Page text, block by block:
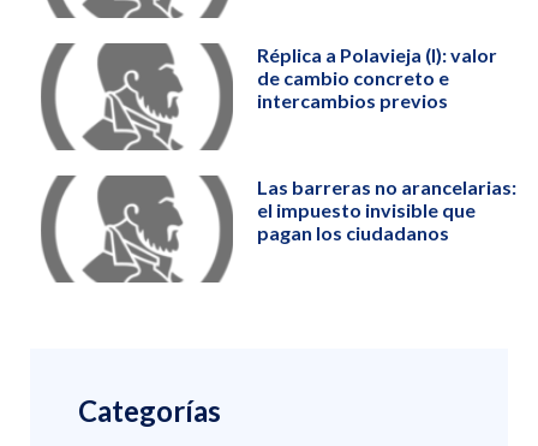
Réplica a Polavieja (I): valor
de cambio concreto e
intercambios previos
Las barreras no arancelarias:
el impuesto invisible que
pagan los ciudadanos
Categorías